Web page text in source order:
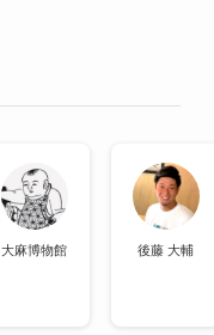
大麻博物館 後藤 大輔